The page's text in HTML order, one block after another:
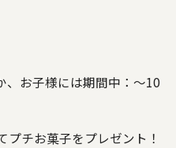
、お子様には期間中：～10
チお菓子をプレゼント！